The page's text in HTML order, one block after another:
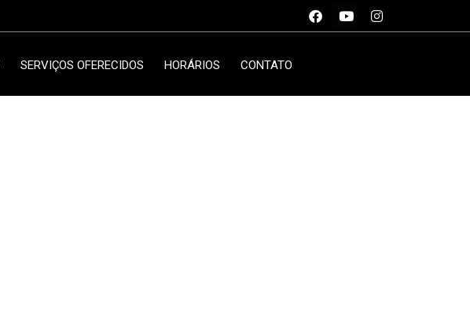
SERVIÇOS OFERECIDOS HORÁRIOS CONTATO